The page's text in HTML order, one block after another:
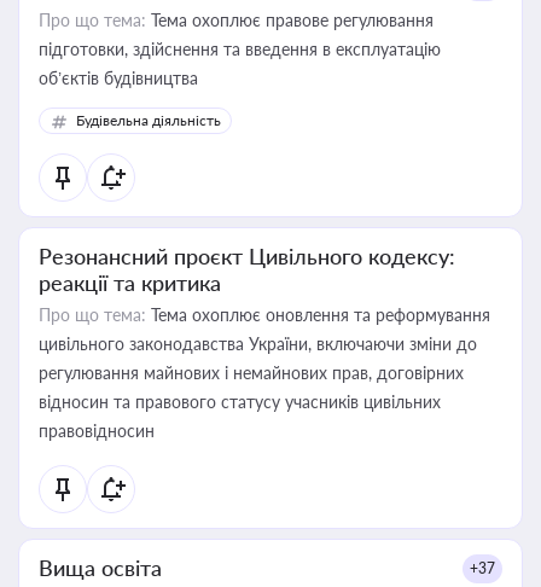
Про що тема: Тема охоплює правове регулювання
підготовки, здійснення та введення в експлуатацію
об’єктів будівництва
Будівельна діяльність
Резонансний проєкт Цивільного кодексу:
реакції та критика
Про що тема: Тема охоплює оновлення та реформування
цивільного законодавства України, включаючи зміни до
регулювання майнових і немайнових прав, договірних
відносин та правового статусу учасників цивільних
правовідносин
Вища освіта +37